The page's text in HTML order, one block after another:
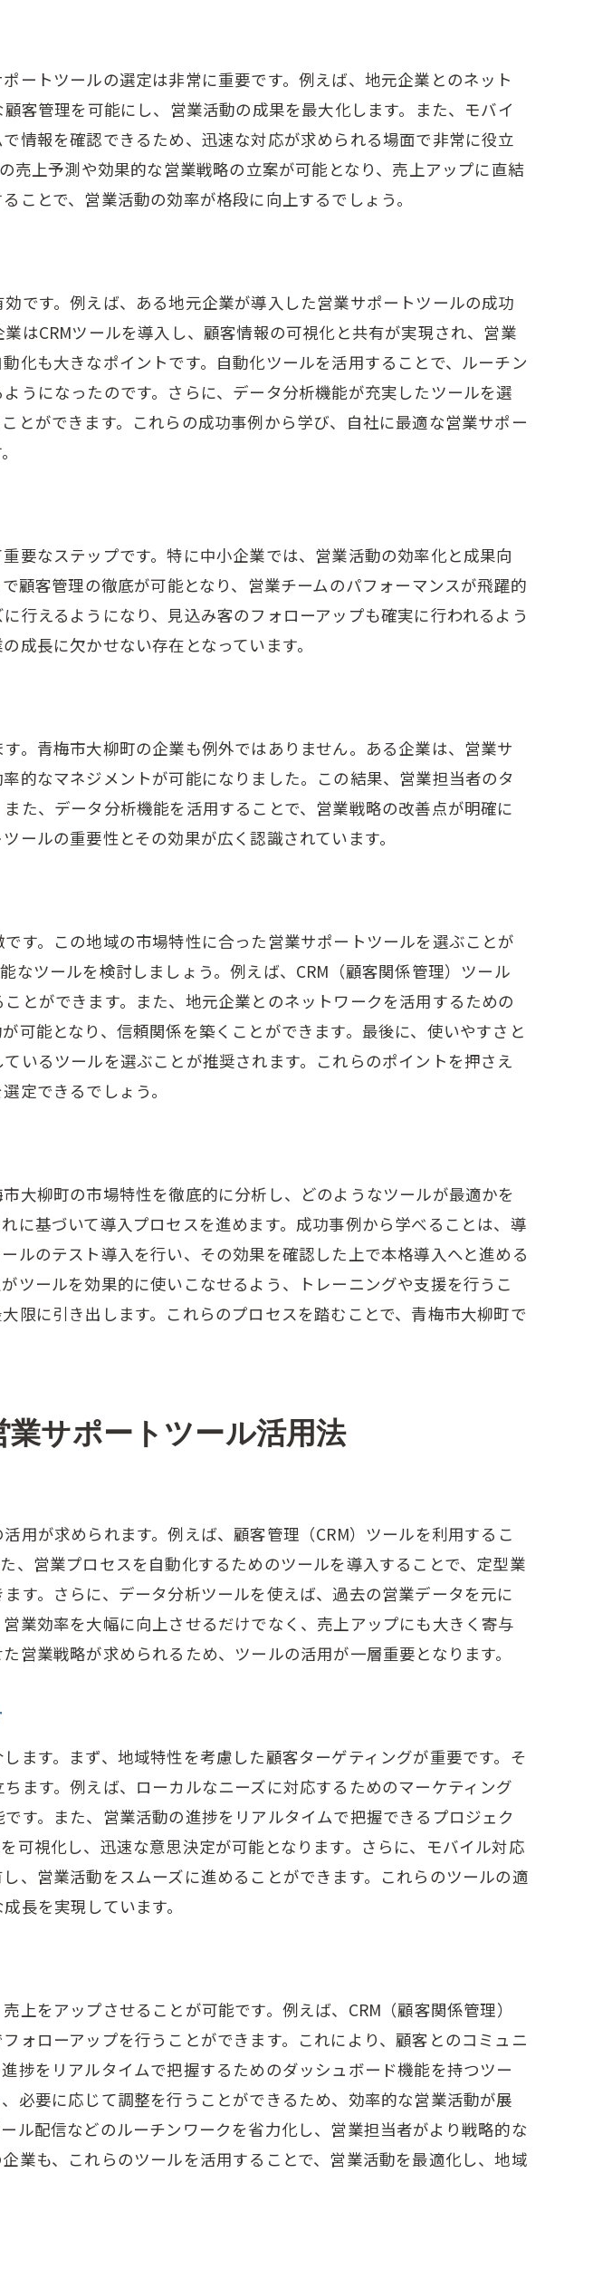
用法
る営業サポートツールの使い方
ールの活用事例
効果的な利用法
せるツールの使い方
強化するツールの導入法
能とその活用法
の基本的な特性
ツールの導入メリット
ルの使い方ガイド
ールの基本知識
ツールの基本
ートツールの活用例
する売上向上のためのツール
サポートツールの効果
ップの具体的な方法
役立つツールの事例
新の営業サポートツール
長と導入効果
の活用事例
ツールの紹介
最新ツールの選び方
る最新営業ツール
市大柳町の営業力を最大化
ール導入ポイント
出すツールの選定法
入のステップ
ル活用の成功事例
を最大化するツール
トツールの選定ポイント
のポイント
ツールの選び方
際の注意点
選定のコツ
したツールの見極め方
青梅市大柳町の営業戦略
た差別化戦略
ツールの使い方
めのツールの利用法
ートツールの選定と活用
ートツールの選定は非常に重要です。例えば、地元企業とのネット
客管理を可能にし、営業活動の成果を最大化します。また、モバイ
情報を確認できるため、迅速な対応が求められる場面で非常に役立
売上予測や効果的な営業戦略の立案が可能となり、売上アップに直結
ことで、営業活動の効率が格段に向上するでしょう。
です。例えば、ある地元企業が導入した営業サポートツールの成功
はCRMツールを導入し、顧客情報の可視化と共有が実現され、営業
化も大きなポイントです。自動化ツールを活用することで、ルーチン
うになったのです。さらに、データ分析機能が充実したツールを選
とができます。これらの成功事例から学び、自社に最適な営業サポー
要なステップです。特に中小企業では、営業活動の効率化と成果向
顧客管理の徹底が可能となり、営業チームのパフォーマンスが飛躍的
行えるようになり、見込み客のフォローアップも確実に行われるよう
成長に欠かせない存在となっています。
。青梅市大柳町の企業も例外ではありません。ある企業は、営業サ
的なマネジメントが可能になりました。この結果、営業担当者のタ
た、データ分析機能を活用することで、営業戦略の改善点が明確に
ールの重要性とその効果が広く認識されています。
す。この地域の市場特性に合った営業サポートツールを選ぶことが
なツールを検討しましょう。例えば、CRM（顧客関係管理）ツール
とができます。また、地元企業とのネットワークを活用するための
可能となり、信頼関係を築くことができます。最後に、使いやすさと
いるツールを選ぶことが推奨されます。これらのポイントを押さえ
定できるでしょう。
大柳町の市場特性を徹底的に分析し、どのようなツールが最適かを
に基づいて導入プロセスを進めます。成功事例から学べることは、導
ルのテスト導入を行い、その効果を確認した上で本格導入へと進める
ツールを効果的に使いこなせるよう、トレーニングや支援を行うこ
限に引き出します。これらのプロセスを踏むことで、青梅市大柳町で
サポートツール活用法
用が求められます。例えば、顧客管理（CRM）ツールを利用するこ
、営業プロセスを自動化するためのツールを導入することで、定型業
す。さらに、データ分析ツールを使えば、過去の営業データを元に
業効率を大幅に向上させるだけでなく、売上アップにも大きく寄与
業戦略が求められるため、ツールの活用が一層重要となります。
ます。まず、地域特性を考慮した顧客ターゲティングが重要です。そ
ます。例えば、ローカルなニーズに対応するためのマーケティング
す。また、営業活動の進捗をリアルタイムで把握できるプロジェク
可視化し、迅速な意思決定が可能となります。さらに、モバイル対応
、営業活動をスムーズに進めることができます。これらのツールの適
長を実現しています。
をアップさせることが可能です。例えば、CRM（顧客関係管理）
ォローアップを行うことができます。これにより、顧客とのコミュニ
捗をリアルタイムで把握するためのダッシュボード機能を持つツー
必要に応じて調整を行うことができるため、効率的な営業活動が展
ル配信などのルーチンワークを省力化し、営業担当者がより戦略的な
業も、これらのツールを活用することで、営業活動を最適化し、地域